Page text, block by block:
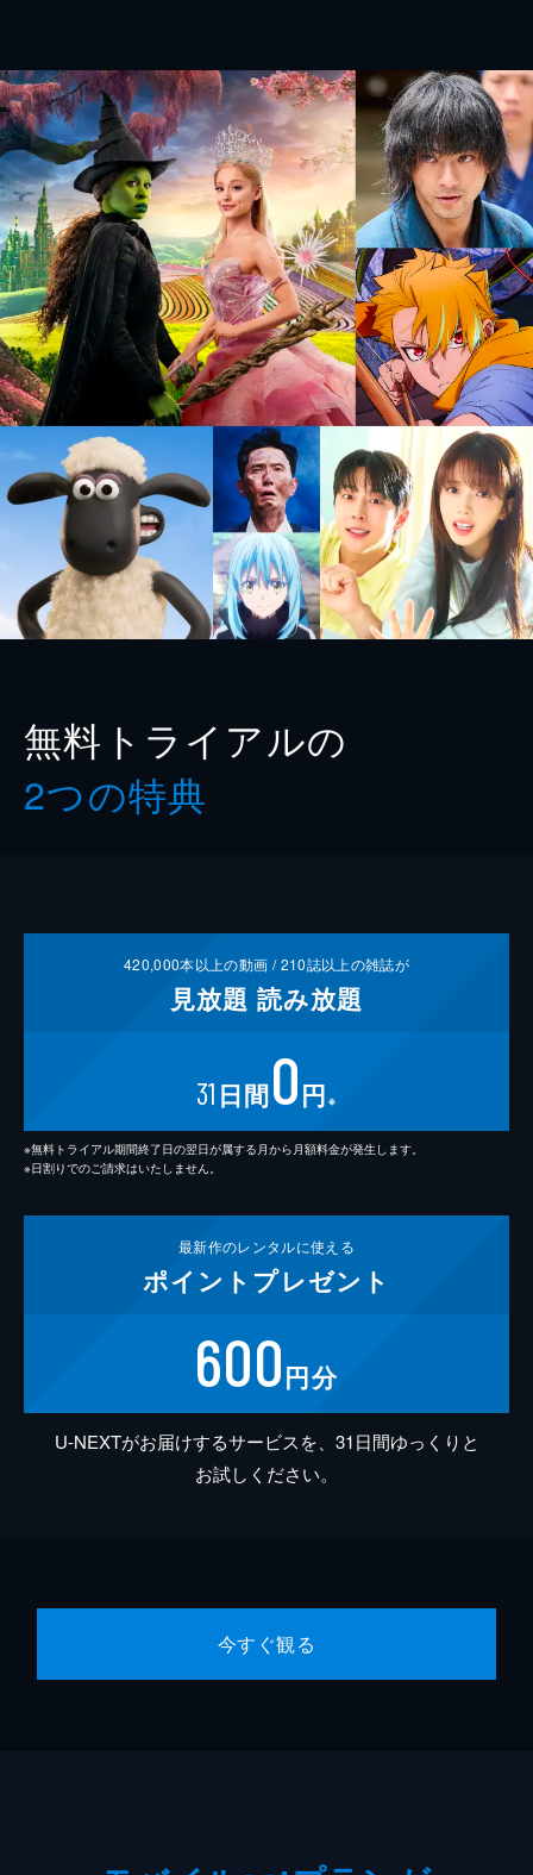
無料トライアルの
2つの特典
420,000本以上の動画 /210誌以上の雑誌が
見放題 読み放題
31 日間0円 ※
※無料トライアル期間終了日の翌日が属する月から月額料金が発生します。
※日割りでのご請求はいたしません。
最新作のレンタルに使える
ポイント プレゼント
600円分
U-NEXTがお届けするサービスを、31日間ゆっくりと
お試しください。
今すぐ観る